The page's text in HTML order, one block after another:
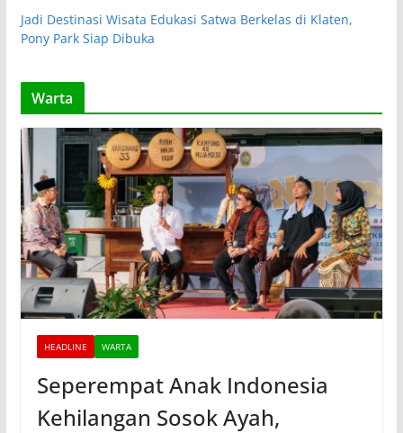
Jadi Destinasi Wisata Edukasi Satwa Berkelas di Klaten,
Pony Park Siap Dibuka
Warta
HEADLINE WARTA
Seperempat Anak Indonesia
Kehilangan Sosok Ayah,